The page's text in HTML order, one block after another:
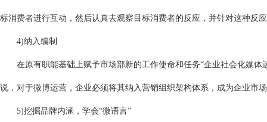
标消费者进行互动，然后认真去观察目标消费者的反应，并针对这种反
4)纳入编制
在原有职能基础上赋予市场部新的工作使命和任务“企业社会化媒体
说，对于微博运营，企业必须将其纳入营销组织架构体系，成为企业市
5)挖掘品牌内涵，学会“微语言”